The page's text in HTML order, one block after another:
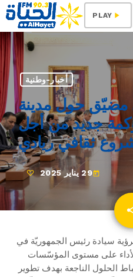
play_arrow
PLAY
أخبار-وطنية
حول مدينة
جديد من أجل
ثقافي ريادي
today29 يناير 2025
سيادة رئيس الجمهوريّة في
على مستوى المؤسّسات
الحلول الناجعة بهدف تطوير